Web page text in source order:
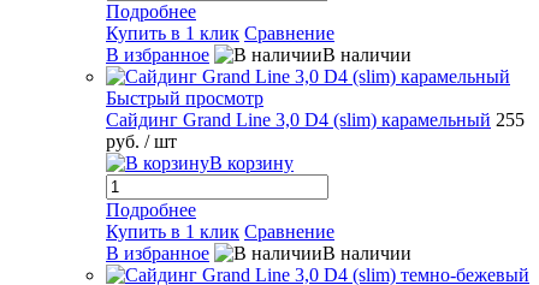
Подробнее
Купить в 1 клик Сравнение
В избранное
В наличии
Быстрый просмотр
Сайдинг Grand Line 3,0 D4 (slim) карамельный 255
руб. / шт
В корзину
Подробнее
Купить в 1 клик Сравнение
В избранное
В наличии